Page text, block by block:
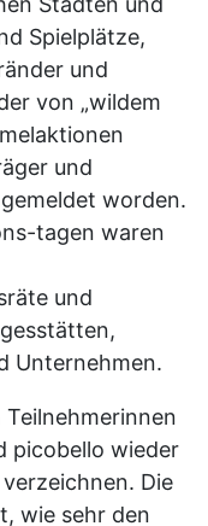
Spielplätze,
und
von „wildem
und
worden.
tagen waren
und
Unternehmen.
picobello wieder
Die
wie sehr den